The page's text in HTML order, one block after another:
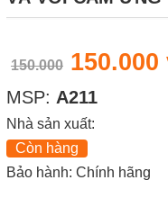
150.000
MSP: A211
Nhà sản xuất:
Còn hàng
Bảo hành: Chính hãng